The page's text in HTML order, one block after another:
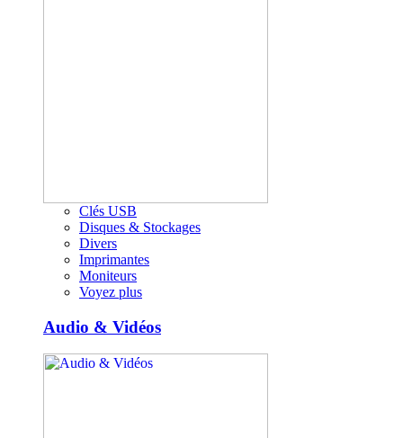
Clés USB
Disques & Stockages
Divers
Imprimantes
Moniteurs
Voyez plus
Audio & Vidéos